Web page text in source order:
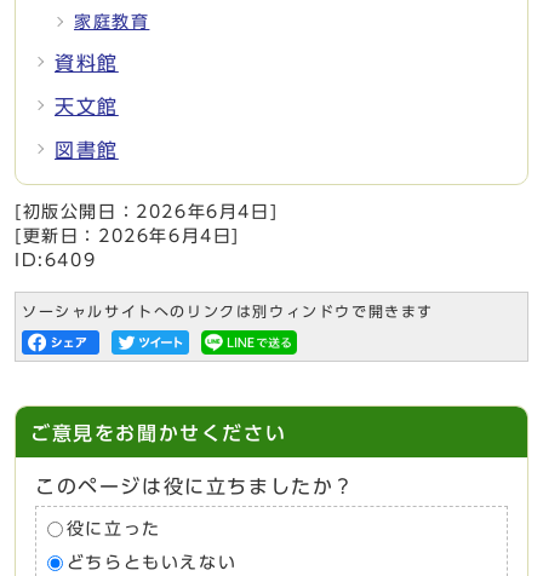
家庭教育
資料館
天文館
図書館
[初版公開日： 2026年6月4日
[更新日： 2026年6月4日
ID:6409
ソーシャルサイトへのリンクは別ウィンドウで開きます
ご意見をお聞かせください
このページは役に立ちましたか？
役に立った
どちらともいえない